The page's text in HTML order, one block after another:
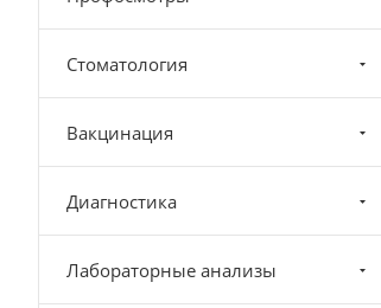
Стоматология
Вакцинация
Диагностика
Лабораторные анализы